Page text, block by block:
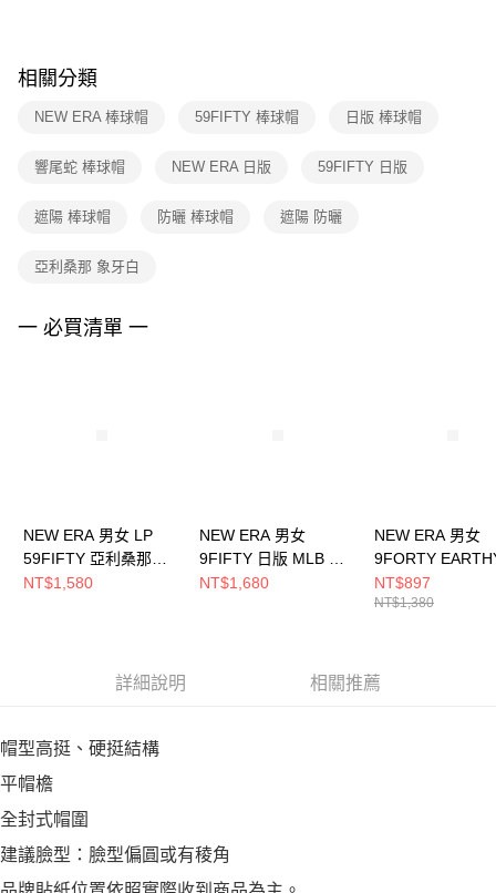
※ 交易是否成功請以「AFTEE先享後付 」之結帳頁面顯示為準，若有關於
是否繳費成功／繳費後需取消欲退款等相關疑問，請聯繫「AFTEE先享後付
客戶支援中心」https://netprotections.freshdesk.com/support/home
１．透過由恩沛科技股份有限公司提供之「AFTEE先享後付」服務完成之交
權轉讓予恩沛科技股份有限公司。
３．未成年的使用者請事先徵得法定代理人或監護人之同意方可使用
４．使用「AFTEE先享後付」時，將依據個別帳號之用戶狀況，依本公司即
相關分類
NEW ERA 棒球帽 59FIFTY 棒球帽 日版 棒球帽
響尾蛇 棒球帽 NEW ERA 日版 59FIFTY 日版
遮陽 棒球帽 防曬 棒球帽 遮陽 防曬
亞利桑那 象牙白
一 必買清單 一
NEW ERA 男女 LP
59FIFTY 亞利桑那響
尾蛇 NE70546266
NT$1,580
NEW ERA 男女
9FIFTY 日版 MLB W
LOGO 聖地牙哥教士
NT$1,680
NEW ERA 男女
9FORTY
SKIN NEW ERA
印花白
NT$897
NT$1,380
詳細說明 相關推薦
帽型高挺、硬挺結構
平帽檐
全封式帽圍
建議臉型：臉型偏圓或有稜角